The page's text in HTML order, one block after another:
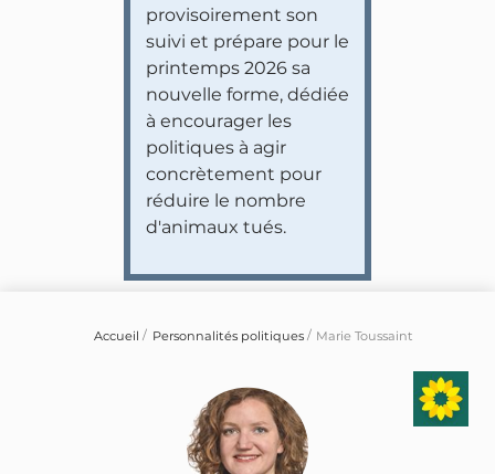
provisoirement son
suivi et prépare pour le
printemps 2026 sa
nouvelle forme, dédiée
à encourager les
politiques à agir
concrètement pour
réduire le nombre
d'animaux tués.
Accueil Personnalités politiques Marie Toussaint